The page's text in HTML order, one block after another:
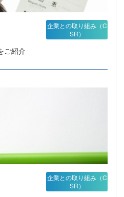
ご紹介
企業との取り組み（C
SR）
企業との取り組み（C
SR）